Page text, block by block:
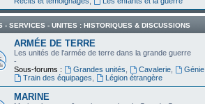
- SERVICES - UNITES : HISTORIQUES & DISCUSSIONS
ARMÉE DE TERRE
Les unités de l'armée de terre dans la grande guerre
-
Sous-forums :
Grandes unités Cavalerie, Génie,
Train des équipages
Légion étrangère
MARINE